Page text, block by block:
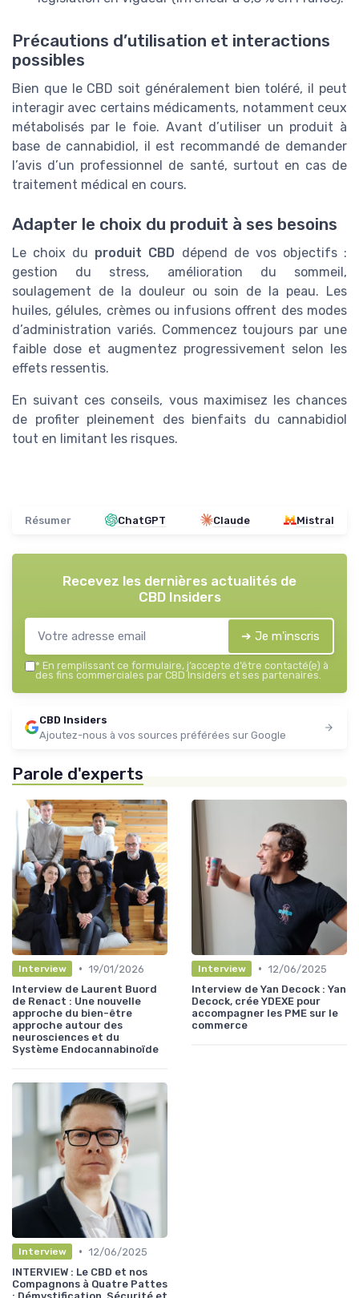
Précautions d’utilisation et interactions
possibles
Bien que le CBD soit généralement bien toléré, il peut
interagir avec certains médicaments, notamment ceux
métabolisés par le foie. Avant d’utiliser un produit à
base de cannabidiol, il est recommandé de demander
l’avis d’un professionnel de santé, surtout en cas de
traitement médical en cours.
Adapter le choix du produit à ses besoins
Le choix du produit CBD dépend de vos objectifs :
gestion du stress, amélioration du sommeil,
soulagement de la douleur ou soin de la peau. Les
huiles, gélules, crèmes ou infusions offrent des modes
d’administration variés. Commencez toujours par une
faible dose et augmentez progressivement selon les
effets ressentis.
En suivant ces conseils, vous maximisez les chances
de profiter pleinement des bienfaits du cannabidiol
tout en limitant les risques.
Résumer ChatGPT Claude Mistral
Recevez les dernières actualités de
CBD Insiders
➔ Je m'inscris
* En remplissant ce formulaire, j’accepte d’être contacté(e) à
des fins commerciales par CBD Insiders et ses partenaires.
CBD Insiders
Ajoutez-nous à vos sources préférées sur Google
Parole d'experts
Interview • 19/01/2026
Interview de Laurent Buord
de Renact : Une nouvelle
approche du bien-être
approche autour des
neurosciences et du
Système Endocannabinoïde
Interview • 12/06/2025
Interview de Yan Decock : Yan
Decock, crée YDEXE pour
accompagner les PME sur le
commerce
Interview • 12/06/2025
INTERVIEW : Le CBD et nos
Compagnons à Quatre Pattes
: Démystification, Sécurité et